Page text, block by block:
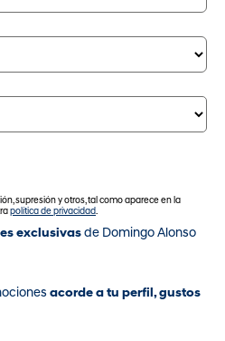
supresión y otros, tal como aparece en la
política de privacidad.
exclusivasde Domingo Alonso
acorde a tu perfil, gustos